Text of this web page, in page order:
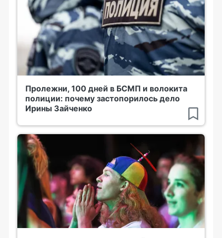
Пролежни, 100 дней в БСМП и волокита
полиции: почему застопорилось дело
Ирины Зайченко